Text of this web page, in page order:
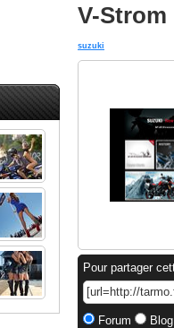
V-Strom
suzuki
Pour partager
Forum